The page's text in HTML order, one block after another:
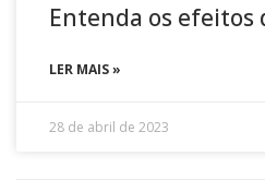
Entenda os efeitos
LER MAIS »
28 de abril de 2023